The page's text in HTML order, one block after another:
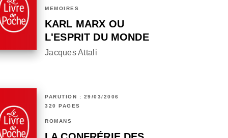
MÉMOIRES
KARL MARX OU
L'ESPRIT DU MONDE
Jacques Attali
PARUTION : 29/03/2006
320 PAGES
ROMANS